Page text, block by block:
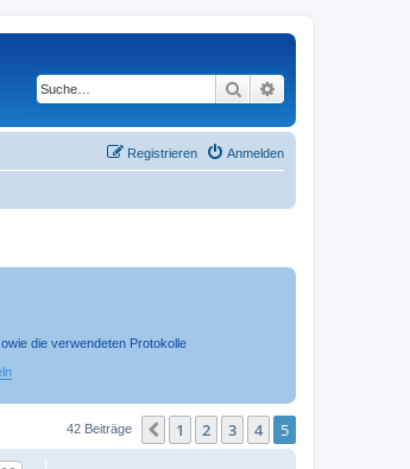
Suche
Anmelden
Registrieren
die verwendeten Protokolle
42 Beiträge Vorherige
1 2 3 4 5